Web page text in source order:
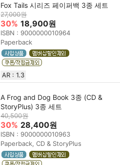
Fox Tails 시리즈 페이퍼백 3종 세트
27,000원
30% 18,900원
ISBN : 9000000010964
Paperback
AR : 1.3
A Frog and Dog Book 3종 (CD &
StoryPlus) 3종 세트
40,500원
30% 28,400원
ISBN : 9000000010963
Paperback, CD & StoryPlus